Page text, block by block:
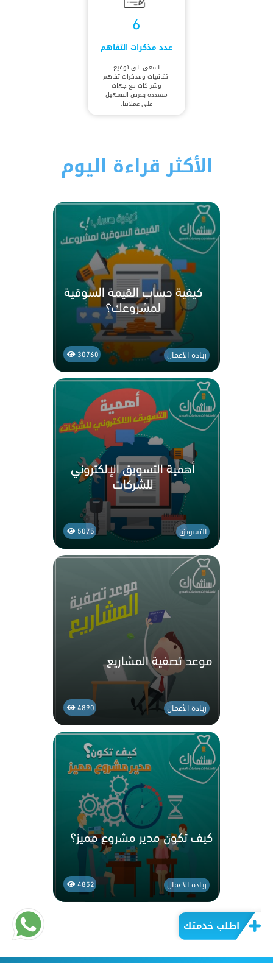
اطلب خدمتك
6
عدد مذكرات التفاهم
نسعى الى توقيع
اتفاقيات ومذكرات تفاهم
وشراكات مع جهات
متعددة بغرض التسهيل
على عملائنا.
الأكثر قراءة اليوم
كيفية حساب القيمة السوقية
لمشروعك؟
30760 ريادة الأعمال
أهمية التسويق الإلكتروني
للشركات
5075 التسويق
موعد تصفية المشاريع
4890 ريادة الأعمال
كيف تكون مدير مشروع مميز؟
4852 ريادة الأعمال